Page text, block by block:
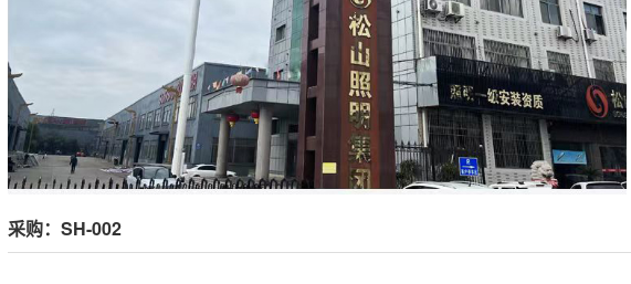
采购：SH-002